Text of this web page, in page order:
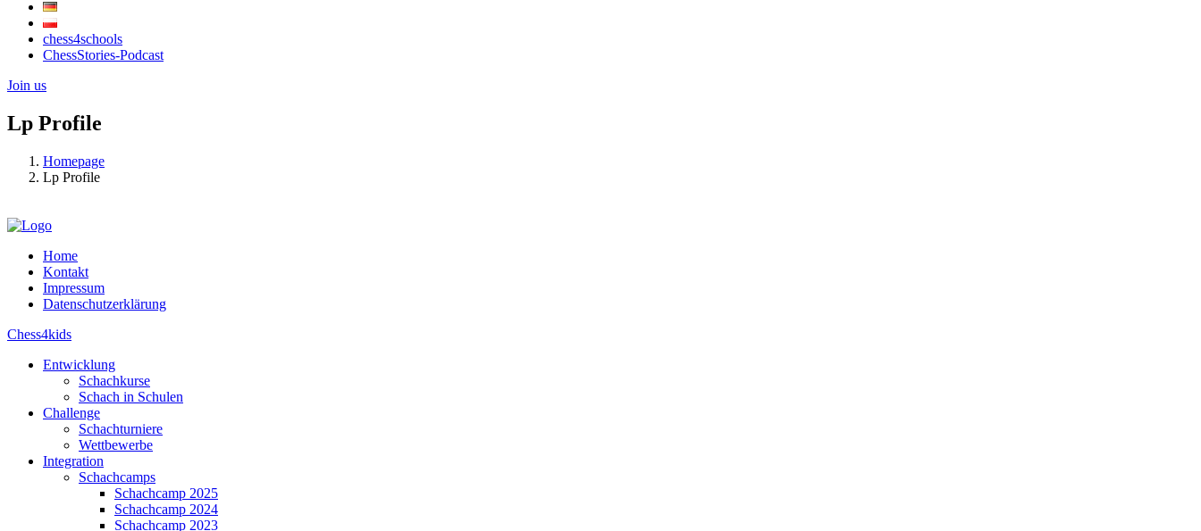
chess4schools
ChessStories-Podcast
Join us
Lp Profile
Homepage
Lp Profile
Home
Kontakt
Impressum
Datenschutzerklärung
Chess4kids
Entwicklung
Schachkurse
Schach in Schulen
Challenge
Schachturniere
Wettbewerbe
Integration
Schachcamps
Schachcamp 2025
Schachcamp 2024
Schachcamp 2023